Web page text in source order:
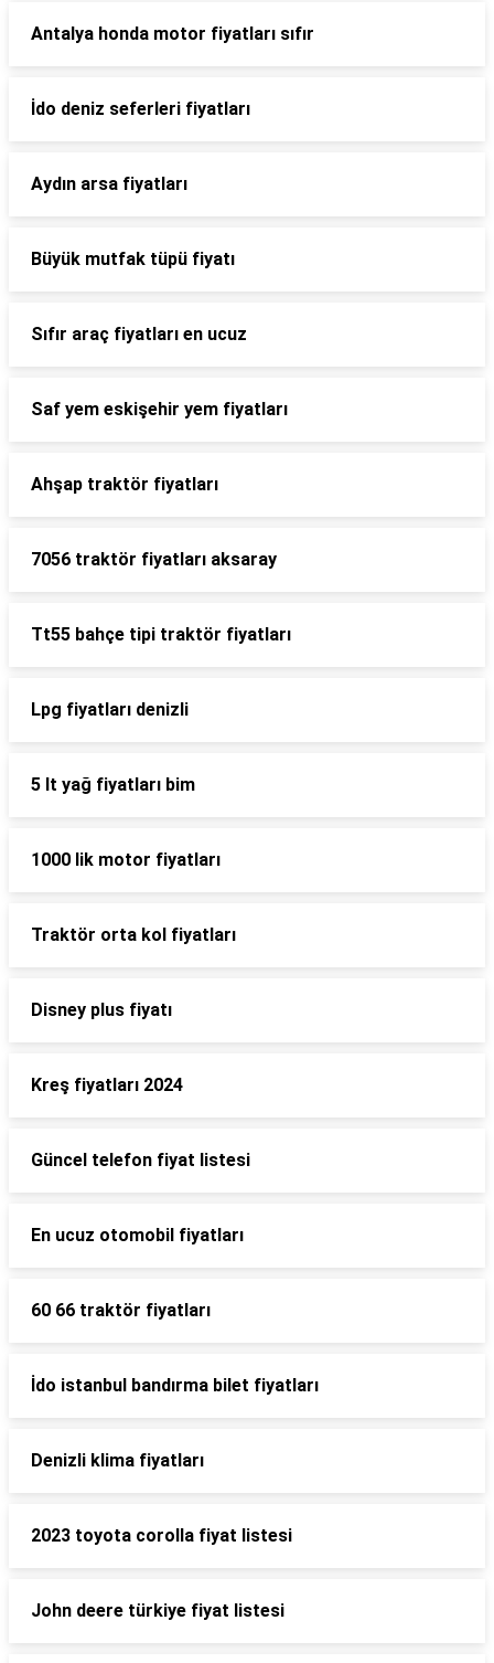
Antalya honda motor fiyatları sıfır
İdo deniz seferleri fiyatları
Aydın arsa fiyatları
Büyük mutfak tüpü fiyatı
Sıfır araç fiyatları en ucuz
Saf yem eskişehir yem fiyatları
Ahşap traktör fiyatları
7056 traktör fiyatları aksaray
Tt55 bahçe tipi traktör fiyatları
Lpg fiyatları denizli
5 lt yağ fiyatları bim
1000 lik motor fiyatları
Traktör orta kol fiyatları
Disney plus fiyatı
Kreş fiyatları 2024
Güncel telefon fiyat listesi
En ucuz otomobil fiyatları
60 66 traktör fiyatları
İdo istanbul bandırma bilet fiyatları
Denizli klima fiyatları
2023 toyota corolla fiyat listesi
John deere türkiye fiyat listesi